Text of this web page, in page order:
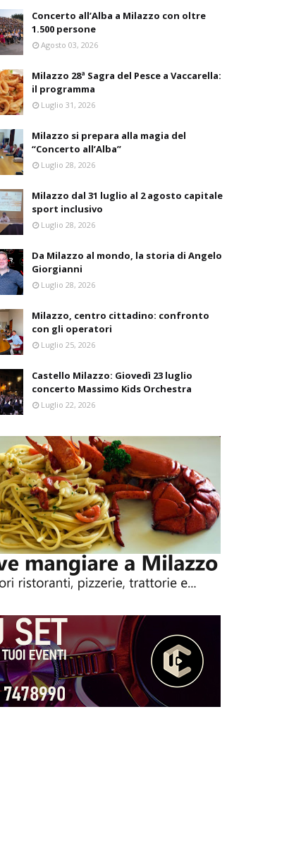
Concerto all’Alba a Milazzo con oltre
1.500 persone
Agosto 03, 2026
Milazzo 28ª Sagra del Pesce a Vaccarella:
il programma
Luglio 31, 2026
Milazzo si prepara alla magia del
“Concerto all’Alba”
Luglio 28, 2026
Milazzo dal 31 luglio al 2 agosto capitale
sport inclusivo
Luglio 28, 2026
Da Milazzo al mondo, la storia di Angelo
Giorgianni
Luglio 28, 2026
Milazzo, centro cittadino: confronto
con gli operatori
Luglio 25, 2026
Castello Milazzo: Giovedì 23 luglio
concerto Massimo Kids Orchestra
Luglio 22, 2026